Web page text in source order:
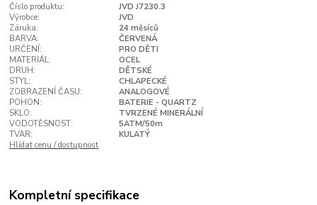
Číslo produktu:
JVD J7230.3
Výrobce:
JVD
Záruka:
24 měsíců
BARVA:
ČERVENÁ
URČENÍ:
PRO DĚTI
MATERIÁL:
OCEL
DRUH:
DĚTSKÉ
STYL:
CHLAPECKÉ
ZOBRAZENÍ ČASU:
ANALOGOVÉ
POHON:
BATERIE - QUARTZ
SKLO:
TVRZENÉ MINERÁLNÍ
VODOTĚSNOST:
5ATM/50m
TVAR:
KULATÝ
Hlídat cenu / dostupnost
Kompletní specifikace